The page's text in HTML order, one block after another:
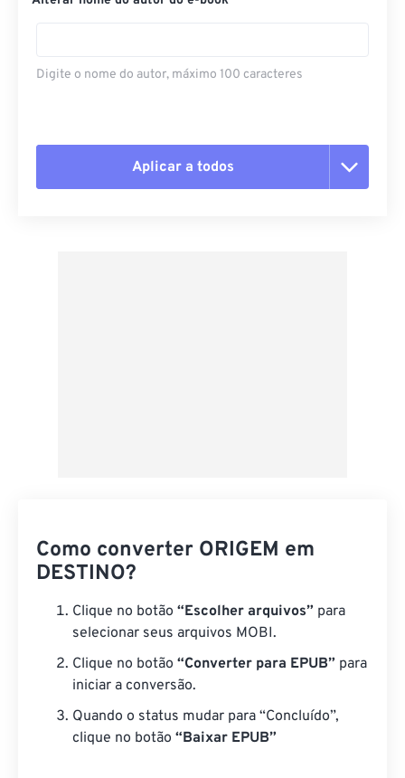
Digite o nome do autor, máximo 100 caracteres
Aplicar a todos
Como converter ORIGEM em
DESTINO?
Clique no botão “Escolher arquivos” para
selecionar seus arquivos MOBI.
Clique no botão “Converter para EPUB” para
iniciar a conversão.
Quando o status mudar para “Concluído”,
clique no botão “Baixar EPUB”